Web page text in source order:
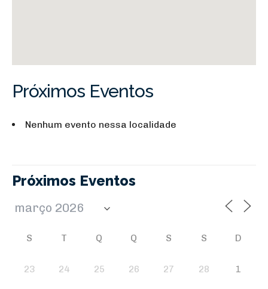
Próximos Eventos
Nenhum evento nessa localidade
Próximos Eventos
S T Q Q S S D
23 24 25 26 27 28 1